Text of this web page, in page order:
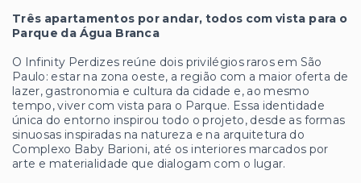
Três apartamentos por andar, todos com vista para o
Parque da Água Branca
O Infinity Perdizes reúne dois privilégios raros em São
Paulo: estar na zona oeste, a região com a maior oferta de
lazer, gastronomia e cultura da cidade e, ao mesmo
tempo, viver com vista para o Parque. Essa identidade
única do entorno inspirou todo o projeto, desde as formas
sinuosas inspiradas na natureza e na arquitetura do
Complexo Baby Barioni, até os interiores marcados por
arte e materialidade que dialogam com o lugar.